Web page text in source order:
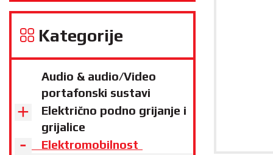
Kategorije
Audio & audio/Video
portafonski sustavi
Električno podno grijanje i
grijalice
Elektromobilnost